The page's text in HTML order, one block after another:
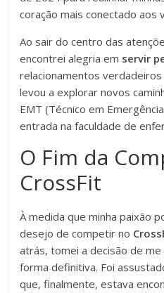
coração mais conectado aos
Ao sair do centro das
encontrei alegria em servir
relacionamentos
levou a explorar novos
EMT (Técnico em
entrada na faculdade de
O Fim da
CrossFit
À medida que minha paixão
desejo de competir no
atrás, tomei a decisão de
forma definitiva. Foi
que, finalmente, estava